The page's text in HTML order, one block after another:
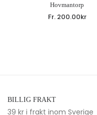
Hovmantorp
Fr. 200.00kr
BILLIG FRAKT
39 kr i frakt inom Sverige